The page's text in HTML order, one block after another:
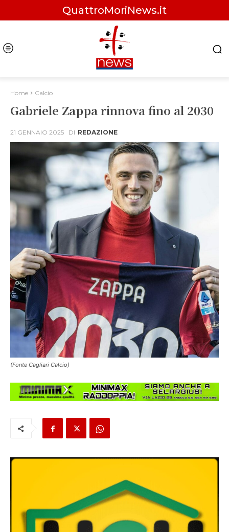
QuattroMoriNews.it
Home Calcio
Gabriele Zappa rinnova fino al 2030
21 GENNAIO 2025 DI REDAZIONE
(Fonte Cagliari Calcio)